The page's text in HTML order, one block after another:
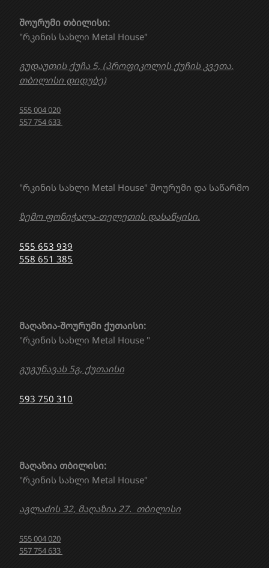
"რკინის სახლი Metal House" შოურუმი და საწარმო
ზემო ფონიჭალა-თელეთის დასაწყისი.
555 653 939
558 651 385
მაღაზია თბილისი:
"რკინის სახლი Metal House"
აგლაძის 32, მაღაზია 27. თბილისი
555 004 020
557 754 633
მაღაზია-შოურუმი ქუთაისი:
"რკინის სახლი Metal House "
გუგუნავას 5გ, ქუთაისი
593 750 310
შოურუმი თბილისი:
"რკინის სახლი Metal House"
გუდაუთის ქუჩა 5, (პროფიკოლის ქუჩის კვეთა,
თბილისი დიდუბე)
555 004 020
557 754 633